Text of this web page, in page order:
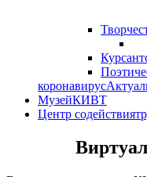
коронавирус
МузейКИВТ
Центр содействия